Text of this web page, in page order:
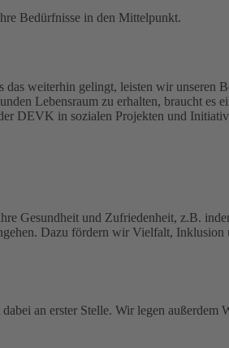
Bedürfnisse in den Mittelpunkt.
das weiterhin gelingt, leisten wir unseren
Lebensraum zu erhalten, braucht es
DEVK in sozialen Projekten und
Gesundheit und Zufriedenheit, z.B.
Dazu fördern wir Vielfalt, Inklusion
an erster Stelle. Wir legen außerdem